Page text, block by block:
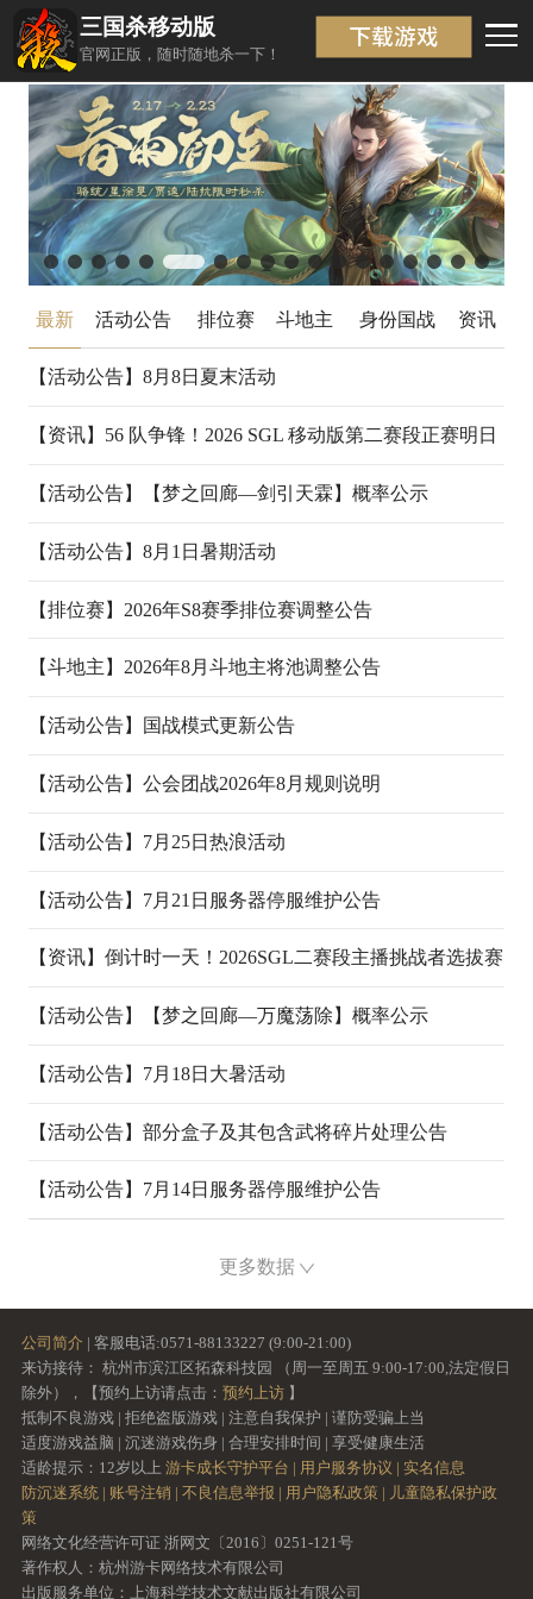
三国杀移动版
官网正版，随时随地杀一下！
返回
最新 活动公告 排位赛 斗地主 身份国战 资讯
【活动公告】 8月8日夏末活动
08-07
【资讯】 56 队争锋！2026 SGL 移动版第二赛段正赛明日
开战
08-07
【活动公告】 【梦之回廊—剑引天霖】概率公示
07-31
【活动公告】 8月1日暑期活动
07-31
【排位赛】 2026年S8赛季排位赛调整公告
07-31
【斗地主】 2026年8月斗地主将池调整公告
07-31
【活动公告】 国战模式更新公告
07-31
【活动公告】 公会团战2026年8月规则说明
07-31
【活动公告】 7月25日热浪活动
07-24
【活动公告】 7月21日服务器停服维护公告
07-20
【资讯】 倒计时一天！2026SGL二赛段主播挑战者选拔赛
即将开赛
07-17
【活动公告】 【梦之回廊—万魔荡除】概率公示
07-17
【活动公告】 7月18日大暑活动
07-17
【活动公告】 部分盒子及其包含武将碎片处理公告
07-16
【活动公告】 7月14日服务器停服维护公告
更多数据
公司简介 | 客服电话:0571-88133227 (9:00-21:00)
来访接待： 杭州市滨江区拓森科技园 （周一至周五 9:00-17:00,法定假日
除外），【预约上访请点击： 预约上访】
抵制不良游戏 | 拒绝盗版游戏 | 注意自我保护 | 谨防受骗上当
适度游戏益脑 | 沉迷游戏伤身 | 合理安排时间 | 享受健康生活
适龄提示：12岁以上 游卡成长守护平台 | 用户服务协议 | 实名信息
防沉迷系统 | 账号注销 | 不良信息举报 | 用户隐私政策 | 儿童隐私保护政
策
网络文化经营许可证 浙网文〔2016〕0251-121号
著作权人：杭州游卡网络技术有限公司
出版服务单位：上海科学技术文献出版社有限公司